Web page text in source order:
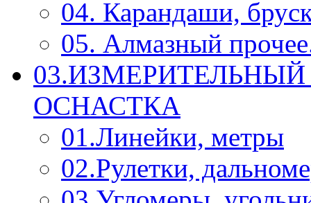
04. Карандаши,
05. Алмазный
ОСНАСТКА
01.Линейки, метры
02.Рулетки,